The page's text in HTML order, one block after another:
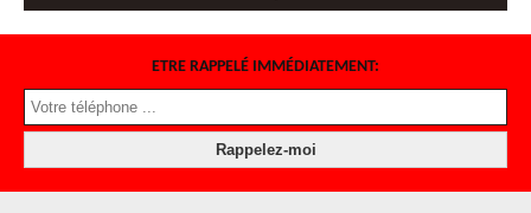
ETRE RAPPELÉ IMMÉDIATEMENT: